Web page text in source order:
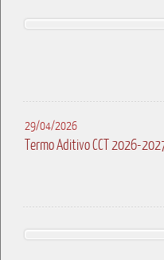
29/04/2026
Termo Aditivo CCT 2026-